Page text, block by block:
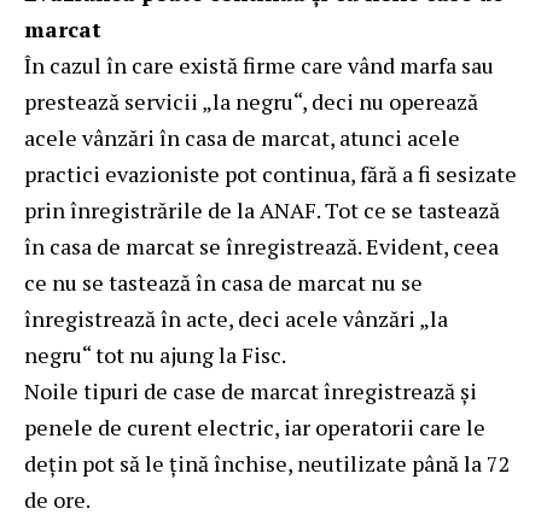
marcat
În cazul în care există firme care vând marfa sau
prestează servicii „la negru“, deci nu operează
acele vânzări în casa de marcat, atunci acele
practici evazioniste pot continua, fără a fi sesizate
prin înregistrările de la ANAF. Tot ce se tastează
în casa de marcat se înregistrează. Evident, ceea
ce nu se tastează în casa de marcat nu se
înregistrează în acte, deci acele vânzări „la
negru“ tot nu ajung la Fisc.
Noile tipuri de case de marcat înregistrează și
penele de curent electric, iar operatorii care le
dețin pot să le țină închise, neutilizate până la 72
de ore.